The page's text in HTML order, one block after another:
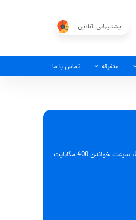
پشتیبانی آنلاین
متفرقه تماس با ما
فلش مموری سن دیسک مدل Ultra Luxe ظرفیت 128 گیگابایت، رابط USB 3.2، سرعت خواندن 400 مگابایت